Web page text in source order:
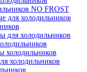
NO FROST
для холодильников
для холодильников
холодильников
холодильников